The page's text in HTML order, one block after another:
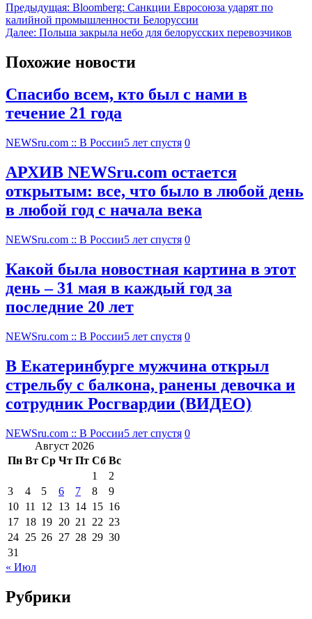
Предыдущая: Bloomberg: Санкции Евросоюза ударят по
калийной промышленности Белоруссии
Далее: Польша закрыла небо для белорусских перевозчиков
Похожие новости
Спасибо всем, кто был с нами в
течение 21 года
NEWSru.com :: В России5 лет спустя 0
АРХИВ NEWSru.com остается
открытым: все, что было в любой день
в любой год с начала века
NEWSru.com :: В России5 лет спустя 0
Какой была новостная картина в этот
день – 31 мая в каждый год за
последние 20 лет
NEWSru.com :: В России5 лет спустя 0
В Екатеринбурге мужчина открыл
стрельбу с балкона, ранены девочка и
сотрудник Росгвардии (ВИДЕО)
NEWSru.com :: В России5 лет спустя 0
Август 2026
Пн Вт Ср Чт Пт Сб Вс
1
2
3
4 5 6 7 8
9
10 11 12 13 14 15 16
17 18 19 20 21 22 23
24 25 26 27 28 29 30
31
« Июл
Рубрики